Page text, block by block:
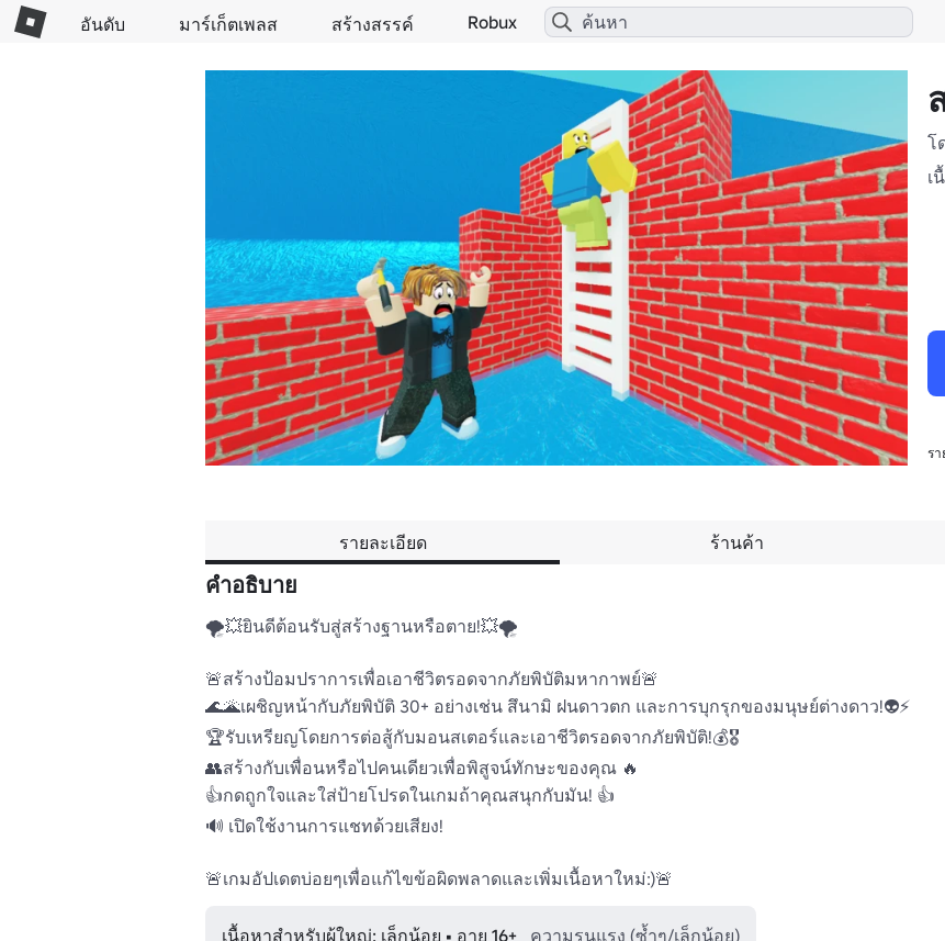
อันดับ มาร์เก็ตเพลส สร้างสรรค์ Robux
โ
เ
รา
รายละเอียด ร้านค้า
คำอธิบาย
🌪️💥ยินดีต้อนรับสู่สร้างฐานหรือตาย!💥🌪️
🚨สร้างป้อมปราการเพื่อเอาชีวิตรอดจากภัยพิบัติมหากาพย์🚨
🌊🌋เผชิญหน้ากับภัยพิบัติ 30+ อย่างเช่น สึนามิ ฝนดาวตก และการบุกรุกของมนุษย์ต่างดาว!👽⚡
🏆รับเหรียญโดยการต่อสู้กับมอนสเตอร์และเอาชีวิตรอดจากภัยพิบัติ!💰🎖️
👥สร้างกับเพื่อนหรือไปคนเดียวเพื่อพิสูจน์ทักษะของคุณ 🔥
👍กดถูกใจและใส่ป้ายโปรดในเกมถ้าคุณสนุกกับมัน! 👍
🔊 เปิดใช้งานการแชทด้วยเสียง!
🚨เกมอัปเดตบ่อยๆเพื่อแก้ไขข้อผิดพลาดและเพิ่มเนื้อหาใหม่:)🚨
เนื้อหาสำหรับผู้ใหญ่: เล็กน้อย • อายุ 16+ ความรุนแรง (ซ้ำๆ/เล็กน้อย)